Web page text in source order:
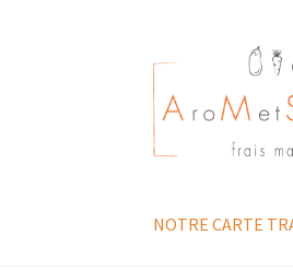
Aller
à
la
navigation
Aller
au
contenu
NOTRE CARTE